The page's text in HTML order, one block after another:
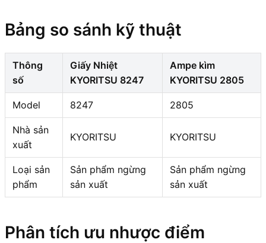
Bảng so sánh kỹ thuật
Thông
số
Giấy Nhiệt
KYORITSU 8247
Ampe kìm
KYORITSU 2805
Model 8247 2805
Nhà sản
xuất
KYORITSU KYORITSU
Loại sản
phẩm
Sản phẩm ngừng
sản xuất
Sản phẩm ngừng
sản xuất
Phân tích ưu nhược điểm